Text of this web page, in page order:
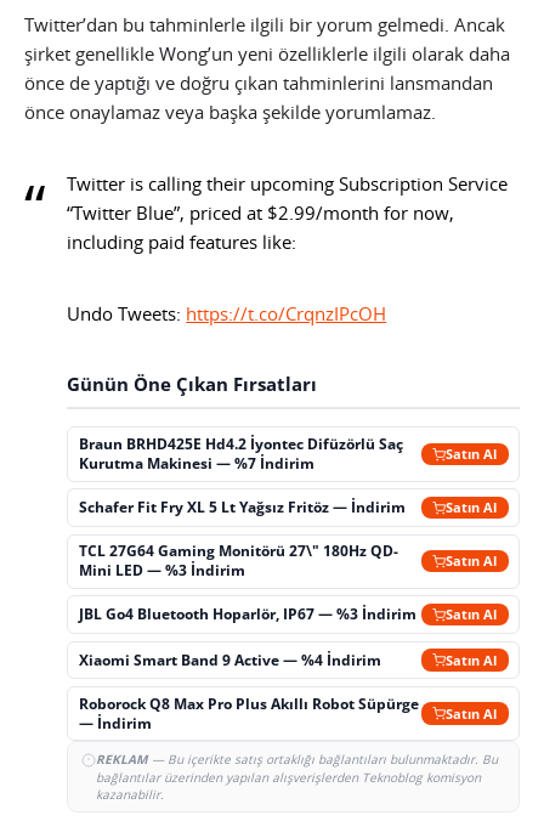
Twitter’dan bu tahminlerle ilgili bir yorum gelmedi. Ancak
şirket genellikle Wong’un yeni özelliklerle ilgili olarak daha
önce de yaptığı ve doğru çıkan tahminlerini lansmandan
önce onaylamaz veya başka şekilde yorumlamaz.
Twitter is calling their upcoming Subscription Service
“Twitter Blue”, priced at $2.99/month for now,
including paid features like:
Undo Tweets: https://t.co/CrqnzIPcOH
Günün Öne Çıkan Fırsatları
Braun BRHD425E Hd4.2 İyontec Difüzörlü Saç
Kurutma Makinesi — %7 İndirim
Satın Al
Schafer Fit Fry XL 5 Lt Yağsız Fritöz — İndirim Satın Al
TCL 27G64 Gaming Monitörü 27\" 180Hz QD-
Mini LED — %3 İndirim
Satın Al
JBL Go4 Bluetooth Hoparlör, IP67 — %3 İndirim Satın Al
Xiaomi Smart Band 9 Active — %4 İndirim Satın Al
Roborock Q8 Max Pro Plus Akıllı Robot Süpürge
— İndirim
Satın Al
REKLAM— Bu içerikte satış ortaklığı bağlantıları bulunmaktadır. Bu
bağlantılar üzerinden yapılan alışverişlerden Teknoblog komisyon
kazanabilir.